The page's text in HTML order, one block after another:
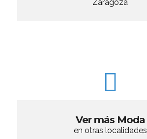
Zaragoza
Ver más Moda
en otras localidades